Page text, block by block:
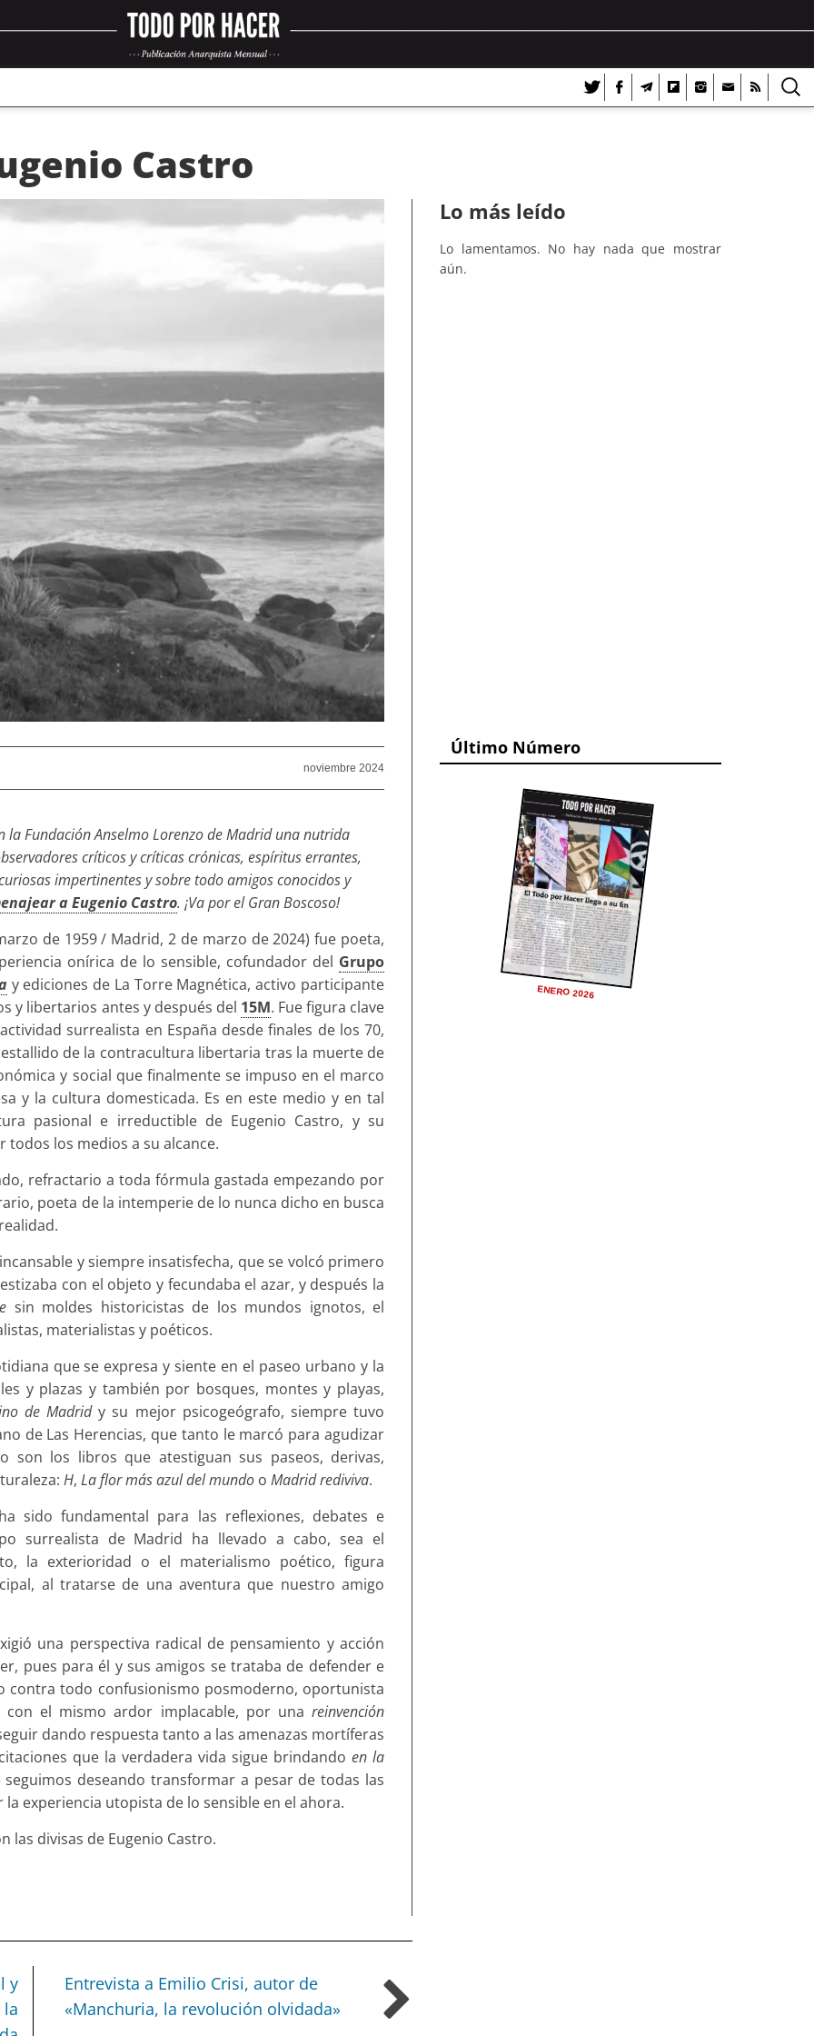
Castro
noviembre 2024
la Fundación Anselmo Lorenzo de Madrid una nutrida
críticos y críticas crónicas, espíritus errantes,
impertinentes y sobre todo amigos conocidos y
a Eugenio Castro. ¡Va por el Gran Boscoso!
de 1959 / Madrid, 2 de marzo de 2024) fue poeta,
onírica de lo sensible, cofundador del Grupo
y ediciones de La Torre Magnética, activo participante
y libertarios antes y después del 15M. Fue figura clave
surrealista en España desde finales de los 70,
de la contracultura libertaria tras la muerte de
y social que finalmente se impuso en el marco
y la cultura domesticada. Es en este medio y en tal
pasional e irreductible de Eugenio Castro, y su
los medios a su alcance.
refractario a toda fórmula gastada empezando por
poeta de la intemperie de lo nunca dicho en busca
y siempre insatisfecha, que se volcó primero
con el objeto y fecundaba el azar, y después la
sin moldes historicistas de los mundos ignotos, el
materialistas y poéticos.
que se expresa y siente en el paseo urbano y la
y plazas y también por bosques, montes y playas,
de Madridy su mejor psicogeógrafo, siempre tuvo
de Las Herencias, que tanto le marcó para agudizar
los libros que atestiguan sus paseos, derivas,
H, La flor más azul del mundo o Madrid rediviva.
sido fundamental para las reflexiones, debates e
surrealista de Madrid ha llevado a cabo, sea el
la exterioridad o el materialismo poético, figura
al tratarse de una aventura que nuestro amigo
una perspectiva radical de pensamiento y acción
pues para él y sus amigos se trataba de defender e
contra todo confusionismo posmoderno, oportunista
con el mismo ardor implacable, por una reinvención
dando respuesta tanto a las amenazas mortíferas
que la verdadera vida sigue brindando en la
seguimos deseando transformar a pesar de todas las
experiencia utopista de lo sensible en el ahora.
las divisas de Eugenio Castro.
y
la
Entrevista a Emilio Crisi, autor de
«Manchuria, la revolución olvidada»
Lo más leído
Lo lamentamos. No hay nada que mostrar
aún.
Último Número
ENERO 2026